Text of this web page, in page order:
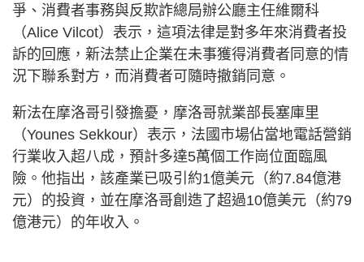
爭、消費者事務與反欺詐總局辦公廳主任維爾科
（Alice Vilcot）表示，這項法律是對多年來消費者投
訴的回應，新法禁止企業在未事獲得消費者同意的情
況下聯系對方，而消費者可隨時撤銷同意。
新法在摩洛哥引發擔憂，摩洛哥就業部長塞庫里
（Younes Sekkour）表示，法國市場佔當地電話營銷
行業收入超八成，預計多達5萬個工作崗位面臨風
險。他指出，該產業已吸引約1億美元（約7.84億港
元）的投資，並在摩洛哥創造了超過10億美元（約79
億港元）的年收入。